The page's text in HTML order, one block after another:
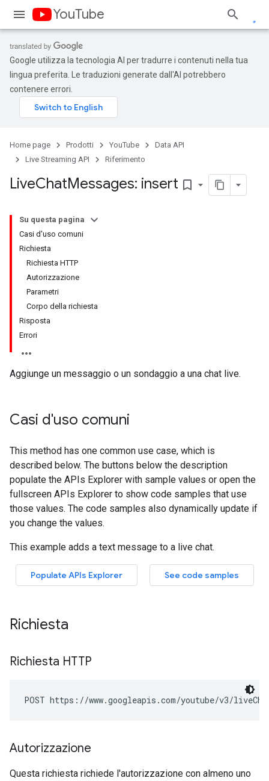
YouTube
Google utilizza la tecnologia AI per tradurre i contenuti nella tua
lingua preferita. Le traduzioni generate dall'AI potrebbero
contenere errori.
Home page Prodotti YouTube
Data API
Live Streaming API
Riferimento
LiveChatMessages: insert bookmark_border
Su questa pagina
Casi d'uso comuni
Richiesta
Richiesta HTTP
Autorizzazione
Parametri
Corpo della richiesta
Risposta
Errori
Aggiunge un messaggio o un sondaggio a una chat live.
Casi d'uso comuni
Richiesta
Richiesta HTTP
POST https://www.googleapis.com/youtube/v3/
Autorizzazione
Questa richiesta richiede l'autorizzazione con almeno uno